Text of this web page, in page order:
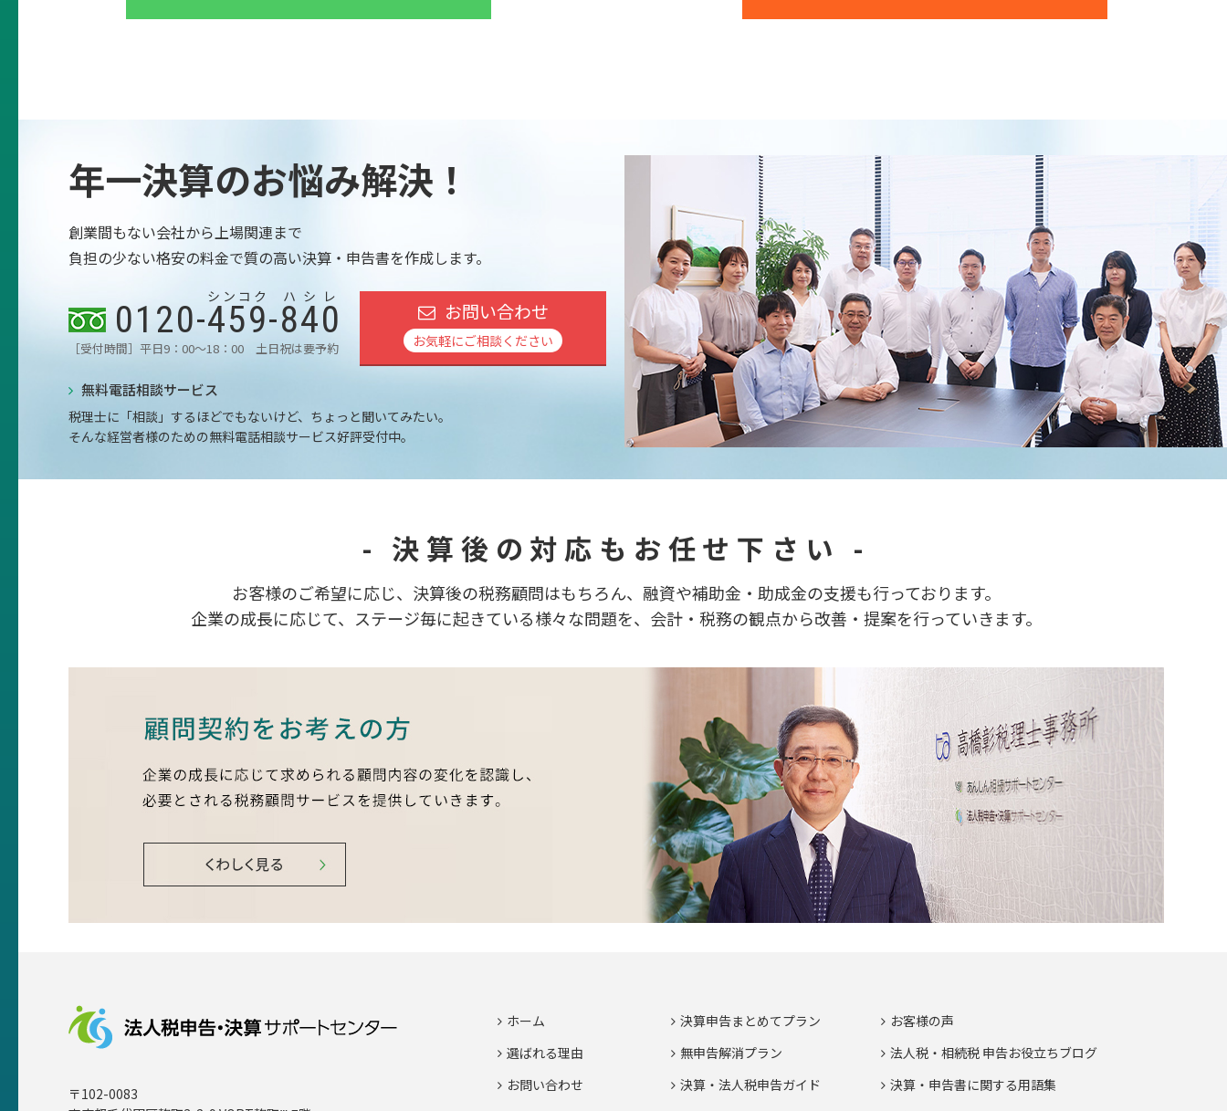
年一決算のお悩み解決！
創業間もない会社から上場関連まで
負担の少ない格安の料金で質の高い決算・申告書を作成します。
0120-459
シンコク
-840
ハシレ
［受付時間］平日9：00～18：00 土日祝は要予約
お問い合わせ
お気軽にご相談ください
無料電話相談サービス
税理士に「相談」するほどでもないけど、ちょっと聞いてみたい。
そんな経営者様のための無料電話相談サービス好評受付中。
- 決算後の対応もお任せ下さい -
お客様のご希望に応じ、決算後の税務顧問はもちろん、融資や補助金・助成金の支援も行っております。
企業の成長に応じて、ステージ毎に起きている様々な問題を、会計・税務の観点から改善・提案を行っていきます。
〒102-0083
ホーム
選ばれる理由
お問い合わせ
決算申告まとめてプラン
無申告解消プラン
決算・法人税申告ガイド
お客様の声
法人税・相続税 申告お役立ちブログ
決算・申告書に関する用語集